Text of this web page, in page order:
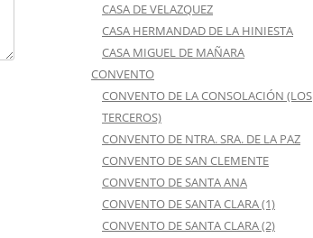
CASA DE VELAZQUEZ
CASA HERMANDAD DE LA HINIESTA
CASA MIGUEL DE MAÑARA
CONVENTO
CONVENTO DE LA CONSOLACIÓN (LOS
TERCEROS)
CONVENTO DE NTRA. SRA. DE LA PAZ
CONVENTO DE SAN CLEMENTE
CONVENTO DE SANTA ANA
CONVENTO DE SANTA CLARA (1)
CONVENTO DE SANTA CLARA (2)